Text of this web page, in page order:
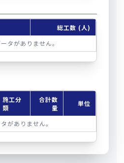
総工数 (人)
タがありません。
施工分
類
合計数
量
単位
がありません。